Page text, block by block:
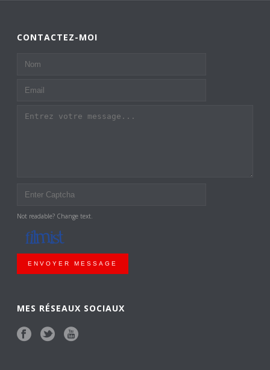
CONTACTEZ-MOI
Not readable? Change text.
ENVOYER MESSAGE
MES RÉSEAUX SOCIAUX